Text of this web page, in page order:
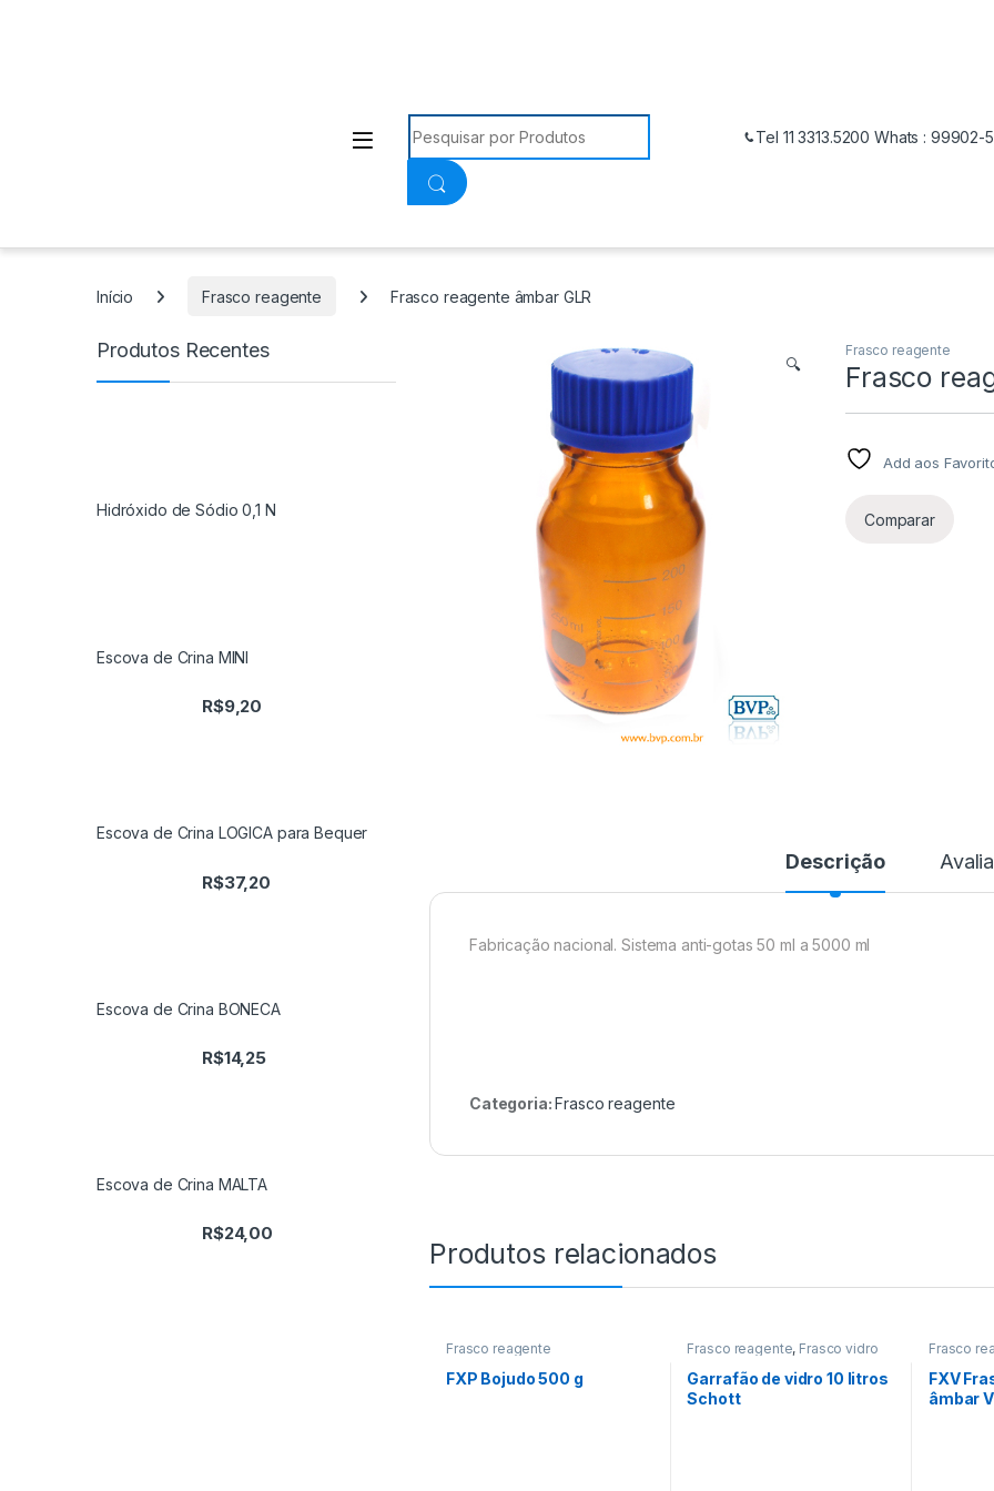
Procurar:
Tel 11 3313.5200 Whats : 99902-
Início Frasco reagente Frasco reagente âmbar GLR
🔍
Frasco reagente
Frasco
Add aos
Comparar
Descrição
Fabricação nacional. Sistema anti-gotas 50 ml a 5000 ml
Categoria:Frasco reagente
Produtos relacionados
Frasco reagente
FXP Bojudo 500 g
Frasco reagente, Frasco vidro
Garrafão de vidro 10 litros
Schott
Frasco
FXV
âmbar
Produtos Recentes
Hidróxido de Sódio 0,1 N
Escova de Crina MINI
R$9,20
Escova de Crina LOGICA para Bequer
R$37,20
Escova de Crina BONECA
R$14,25
Escova de Crina MALTA
R$24,00